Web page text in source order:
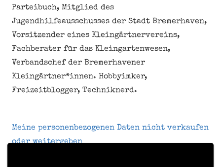
Parteibuch, Mitglied des
Jugendhilfeausschusses der Stadt Bremerhaven,
Vorsitzender eines Kleingärtnervereins,
Fachberater für das Kleingartenwesen,
Verbandschef der Bremerhavener
Kleingärtner*innen. Hobbyimker,
Freizeitblogger, Techniknerd.
Meine personenbezogenen Daten nicht verkaufen
oder weitergeben